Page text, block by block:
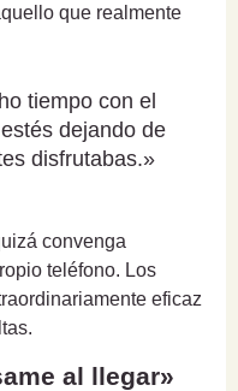
que realmente
tiempo con el
dejando de
disfrutabas.»
convenga
teléfono. Los
eficaz
al llegar»